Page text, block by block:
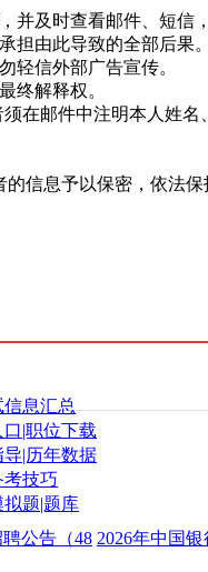
及时查看邮件、短信，
由此导致的全部后果。
信外部广告宣传。
终解释权。
在邮件中注明本人姓名
信息予以保密，依法
信息汇总
|职位下载
|历年数据
技巧
题|题库
公告（48 2026年中国